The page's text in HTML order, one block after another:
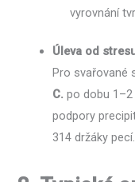
vyrovnání
Úleva od
Pro svařované
C. po dobu
podpory
314 držáky pecí.